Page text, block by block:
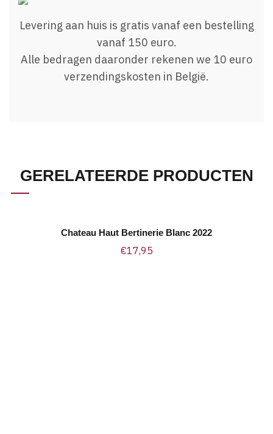
Levering aan huis is gratis vanaf een bestelling
vanaf 150 euro.
Alle bedragen daaronder rekenen we 10 euro
verzendingskosten in België.
GERELATEERDE PRODUCTEN
TOEVOEGEN AAN WINKELWAGEN
Chateau Haut Bertinerie Blanc 2022
€17,95